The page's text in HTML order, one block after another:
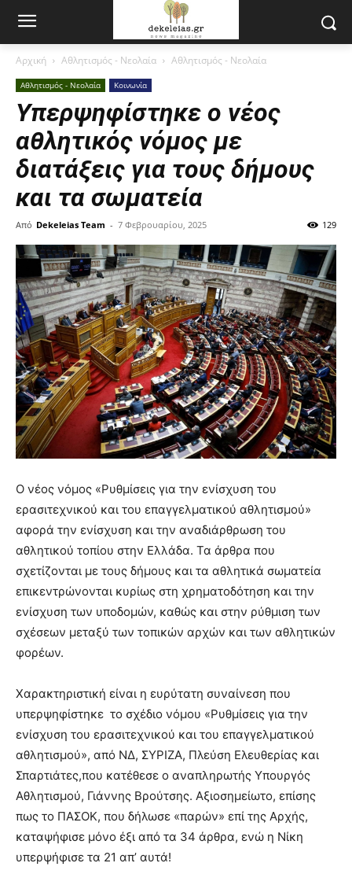
Αρχική Αθλητισμός - Νεολαία Αθλητισμός - Νεολαία
Αθλητισμός - Νεολαία Κοινωνία
Υπερψηφίστηκε ο νέος
αθλητικός νόμος με
διατάξεις για τους δήμους
και τα σωματεία
Από Dekeleias Team - 7 Φεβρουαρίου, 2025 129
Ο νέος νόμος «Ρυθμίσεις για την ενίσχυση του
ερασιτεχνικού και του επαγγελματικού αθλητισμού»
αφορά την ενίσχυση και την αναδιάρθρωση του
αθλητικού τοπίου στην Ελλάδα. Τα άρθρα που
σχετίζονται με τους δήμους και τα αθλητικά σωματεία
επικεντρώνονται κυρίως στη χρηματοδότηση και την
ενίσχυση των υποδομών, καθώς και στην ρύθμιση των
σχέσεων μεταξύ των τοπικών αρχών και των αθλητικών
φορέων.
Χαρακτηριστική είναι η ευρύτατη συναίνεση που
υπερψηφίστηκε το σχέδιο νόμου «Ρυθμίσεις για την
ενίσχυση του ερασιτεχνικού και του επαγγελματικού
αθλητισμού», από ΝΔ, ΣΥΡΙΖΑ, Πλεύση Ελευθερίας και
Σπαρτιάτες,που κατέθεσε ο αναπληρωτής Υπουργός
Αθλητισμού, Γιάννης Βρούτσης. Αξιοσημείωτο, επίσης
πως το ΠΑΣΟΚ, που δήλωσε «παρών» επί της Αρχής,
καταψήφισε μόνο έξι από τα 34 άρθρα, ενώ η Νίκη
υπερψήφισε τα 21 απ’ αυτά!